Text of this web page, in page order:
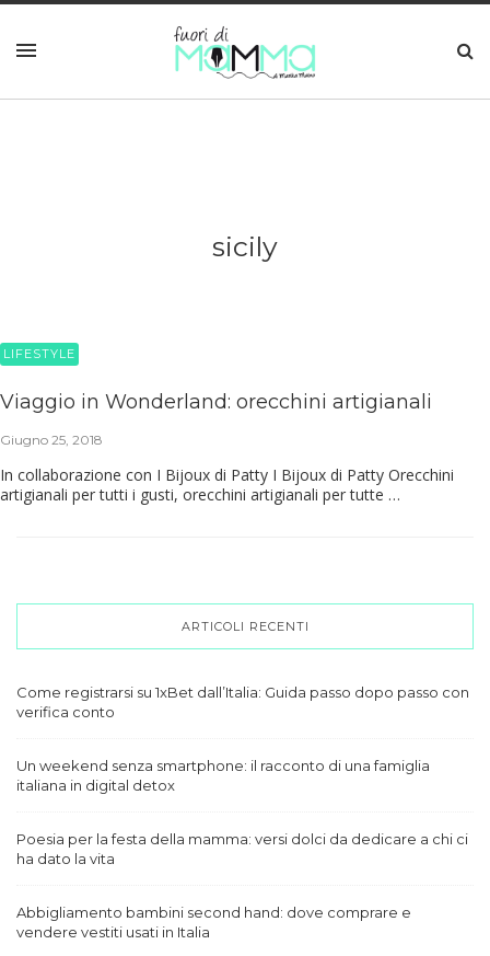
sicily
LIFESTYLE
Viaggio in Wonderland: orecchini artigianali
Giugno 25, 2018
In collaborazione con I Bijoux di Patty I Bijoux di Patty Orecchini
artigianali per tutti i gusti, orecchini artigianali per tutte …
ARTICOLI RECENTI
Come registrarsi su 1xBet dall’Italia: Guida passo dopo passo con
verifica conto
Un weekend senza smartphone: il racconto di una famiglia
italiana in digital detox
Poesia per la festa della mamma: versi dolci da dedicare a chi ci
ha dato la vita
Abbigliamento bambini second hand: dove comprare e
vendere vestiti usati in Italia